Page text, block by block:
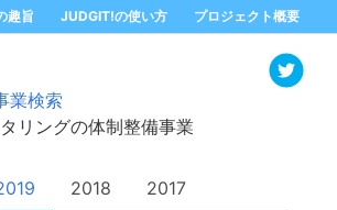
趣旨 JUDGIT!の使い方 プロジェクト概要
業検索
リングの体制整備事業
2018 2017